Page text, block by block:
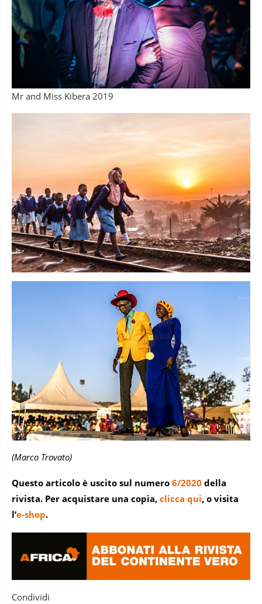
Mr and Miss Kibera 2019
(Marco Trovato)
Questo articolo è uscito sul numero 6/2020 della
rivista. Per acquistare una copia, clicca qui, o visita
l’e-shop.
Condividi